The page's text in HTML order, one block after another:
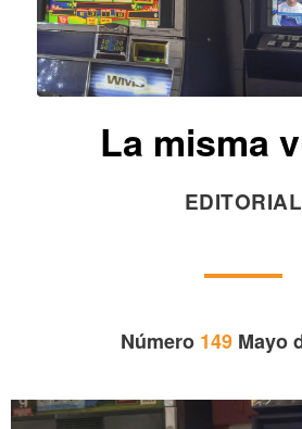
La misma
EDITORIAL
Número 149 Mayo